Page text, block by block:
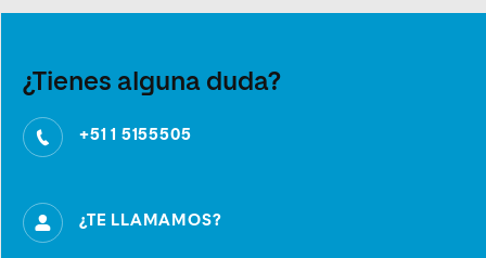
¿Tienes alguna duda?
+51 1 5155505
¿TE LLAMAMOS?